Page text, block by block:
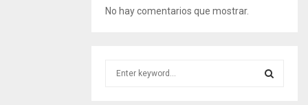
No hay comentarios que mostrar.